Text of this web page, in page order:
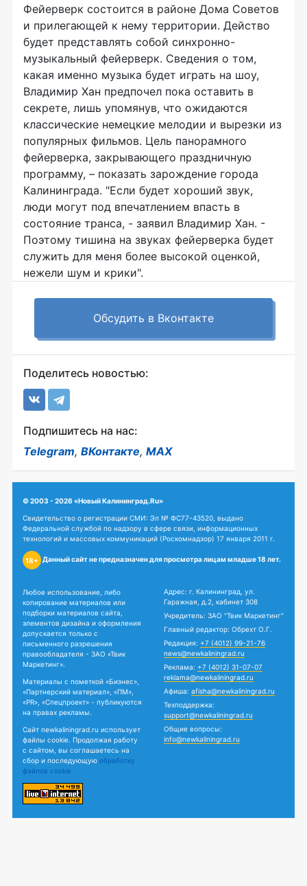
Фейерверк состоится в районе Дома Советов
и прилегающей к нему территории. Действо
будет представлять собой синхронно-
музыкальный фейерверк. Сведения о том,
какая именно музыка будет играть на шоу,
Владимир Хан предпочел пока оставить в
секрете, лишь упомянув, что ожидаются
классические немецкие мелодии и вырезки из
популярных фильмов. Цель панорамного
фейерверка, закрывающего праздничную
программу, – показать зарождение города
Калининграда. "Если будет хороший звук,
люди могут под впечатлением впасть в
состояние транса, - заявил Владимир Хан. -
Поэтому тишина на звуках фейерверка будет
служить для меня более высокой оценкой,
нежели шум и крики".
Обсудить в Вконтакте
Поделитесь новостью:
Подпишитесь на нас:
Telegram, ВКонтакте, MAX
© 2003 - 2026 «Новый Калининград.Ru»
Свидетельство о регистрации СМИ: Эл № ФС77-43520, выдано
Федеральной службой по надзору в сфере связи, информационных
технологий и массовых коммуникаций (Роскомнадзор) 17 января 2011 г.
18+ Данный сайт не предназначен для просмотра лицам младше 18 лет.
Любое использование, либо
копирование материалов или
подборки материалов сайта,
элементов дизайна и оформления
допускается только с
письменного разрешения
правообладателя - ЗАО «Твик
Маркетинг».
Материалы с пометкой «Бизнес»,
«Партнерский материал», «ПМ»,
«PR», «Спецпроект» - публикуются
на правах рекламы.
Сайт newkaliningrad.ru использует
файлы cookie. Продолжая работу
с сайтом, вы соглашаетесь на
сбор и последующую обработку
файлов cookie.
Адрес: г. Калининград, ул.
Гаражная, д.2, кабинет 308
Учредитель: ЗАО "Твик Маркетинг"
Главный редактор: Обрехт О.Г.
Редакция: +7 (4012) 99-21-76
news@newkaliningrad.ru
Реклама: +7 (4012) 31-07-07
reklama@newkaliningrad.ru
Афиша: afisha@newkaliningrad.ru
Техподдержка:
support@newkaliningrad.ru
Общие вопросы:
info@newkaliningrad.ru